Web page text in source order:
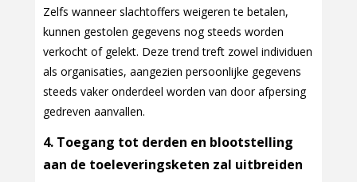
Zelfs wanneer slachtoffers weigeren te betalen,
kunnen gestolen gegevens nog steeds worden
verkocht of gelekt. Deze trend treft zowel individuen
als organisaties, aangezien persoonlijke gegevens
steeds vaker onderdeel worden van door afpersing
gedreven aanvallen.
4. Toegang tot derden en blootstelling
aan de toeleveringsketen zal uitbreiden